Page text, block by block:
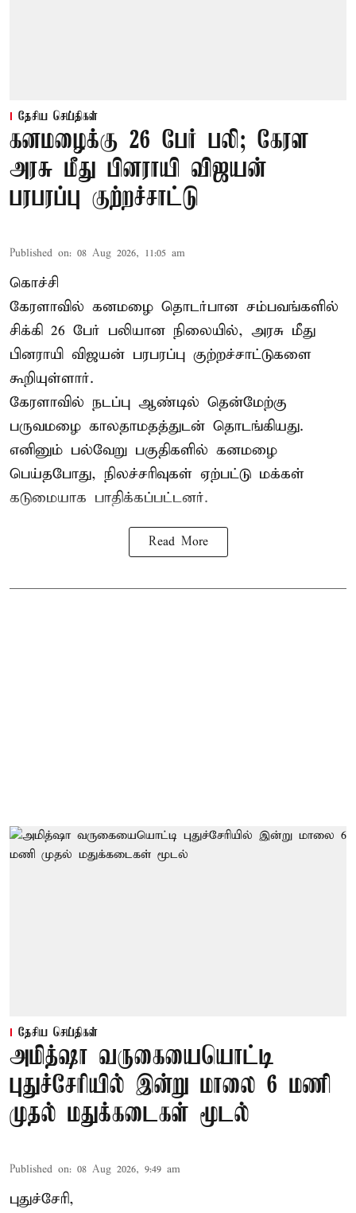
தேசிய செய்திகள்
கனமழைக்கு 26 பேர் பலி; கேரள
அரசு மீது பினராயி விஜயன்
பரபரப்பு குற்றச்சாட்டு
Published on: 08 Aug 2026, 11:05 am
கொச்சி
கேரளாவில் கனமழை தொடர்பான சம்பவங்களில்
சிக்கி 26 பேர் பலியான நிலையில், அரசு மீது
பினராயி விஜயன் பரபரப்பு குற்றச்சாட்டுகளை
கூறியுள்ளார்.
கேரளாவில் நடப்பு ஆண்டில் தென்மேற்கு
பருவமழை காலதாமதத்துடன் தொடங்கியது.
எனினும் பல்வேறு பகுதிகளில் கனமழை
பெய்தபோது, நிலச்சரிவுகள் ஏற்பட்டு மக்கள்
கடுமையாக பாதிக்கப்பட்டனர்.
Read More
தேசிய செய்திகள்
அமித்ஷா வருகையையொட்டி
புதுச்சேரியில் இன்று மாலை 6 மணி
முதல் மதுக்கடைகள் மூடல்
Published on: 08 Aug 2026, 9:49 am
புதுச்சேரி,